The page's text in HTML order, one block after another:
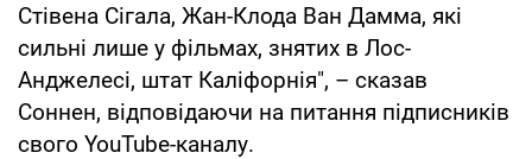
Стівена Сігала, Жан-Клода Ван Дамма, які
сильні лише у фільмах, знятих в Лос-
Анджелесі, штат Каліфорнія", – сказав
Соннен, відповідаючи на питання підписників
свого YouTube-каналу.